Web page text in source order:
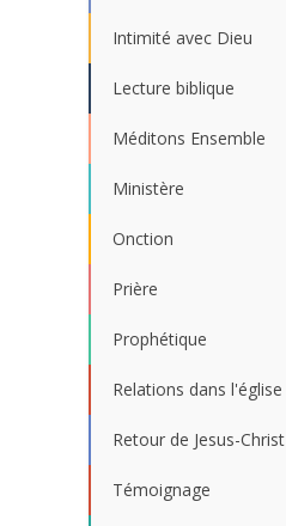
Intimité avec Dieu
Lecture biblique
Méditons Ensemble
Ministère
Onction
Prière
Prophétique
Relations dans l'église
Retour de Jesus-Christ
Témoignage